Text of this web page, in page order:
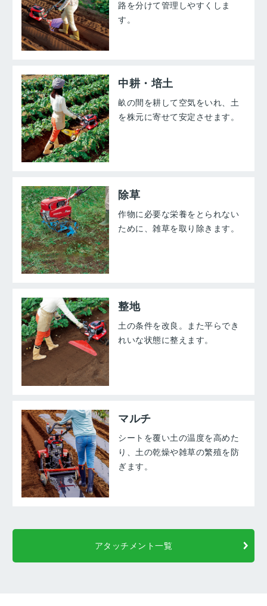
路を分けて管理しやすくしま
す。
中耕・培土
畝の間を耕して空気をいれ、土
を株元に寄せて安定させます。
除草
作物に必要な栄養をとられない
ために、雑草を取り除きます。
整地
土の条件を改良。また平らでき
れいな状態に整えます。
マルチ
シートを覆い土の温度を高めた
り、土の乾燥や雑草の繁殖を防
ぎます。
アタッチメント一覧